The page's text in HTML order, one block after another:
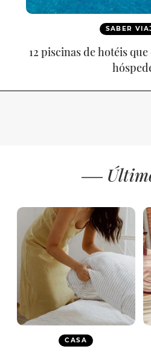
SABER
12 piscinas de hotéis
CASA